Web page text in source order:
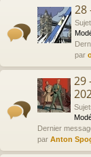
28
par
29
Dernier
par Anton